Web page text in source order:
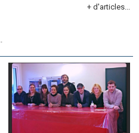
+ d'articles...